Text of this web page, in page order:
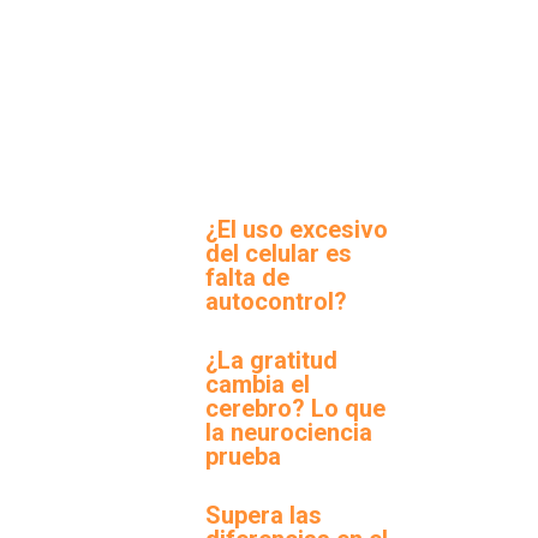
¿El uso excesivo
del celular es
falta de
autocontrol?
¿La gratitud
cambia el
cerebro? Lo que
la neurociencia
prueba
Supera las